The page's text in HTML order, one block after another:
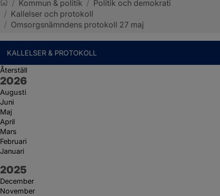
Sotenäs kommun
/ Kommun & politik / Politik och demokrati
/ Kallelser och protokoll
/ Omsorgsnämndens protokoll 27 maj
KALLELSER & PROTOKOLL
Återställ
År:
2026
Augusti
Juni
Maj
April
Mars
Februari
Januari
År:
2025
December
November